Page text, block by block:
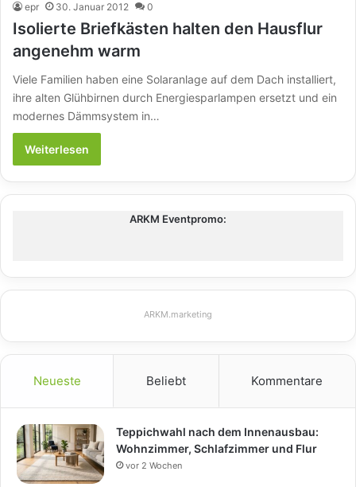
epr 30. Januar 2012 0
Isolierte Briefkästen halten den Hausflur
angenehm warm
Viele Familien haben eine Solaranlage auf dem Dach installiert,
ihre alten Glühbirnen durch Energiesparlampen ersetzt und ein
modernes Dämmsystem in…
Weiterlesen
ARKM Eventpromo:
ARKM.marketing
Neueste Beliebt Kommentare
Teppichwahl nach dem Innenausbau:
Wohnzimmer, Schlafzimmer und Flur
vor 2 Wochen